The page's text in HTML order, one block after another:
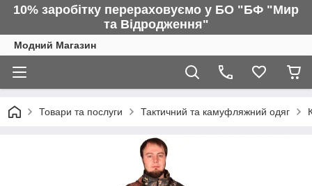
10% заробітку перераховуємо у БО "БФ "Мир
та Відродження"
Модний Магазин
Товари та послуги Тактичний та камуфляжний одяг